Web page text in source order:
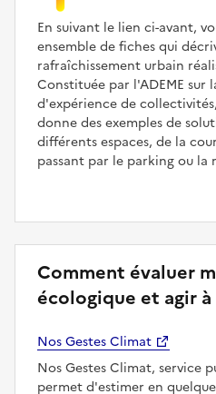
En suivant le lien ci-avant,
ensemble de fiches qui
rafraîchissement urbain
Constituée par l'ADEME sur
d'expérience de
donne des exemples de
différents espaces, de la
passant par le parking ou la
Comment évaluer
écologique et agir
Nos Gestes Climat
Nos Gestes Climat, service
permet d'estimer en